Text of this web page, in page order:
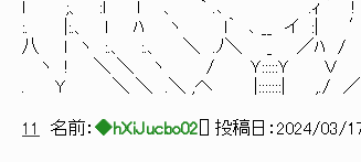
l ;、 :ｌ l 、 ` .､ .ｨ
:. |:.、 ｌ ﾊ ヽ l｀ ､ __ イ :|
八 l ヽ :.、 :.、 ＼ .ﾉ＼ _ ／
ヽ ! ＼ ＼ ヽ / Ｙ:::::Ｙ
. Y ＼ ＼ .＼ ,へ |:::::::| ,./
11 名前： ◆hXiJucbo02 ] 投稿日： 2024/03/